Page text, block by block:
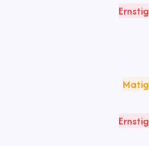
Ernstig
Matig
Ernstig